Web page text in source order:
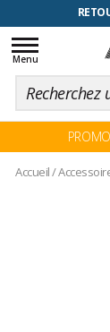
Toggle
navigation
Menu
Accueil/